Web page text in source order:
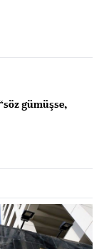
gümüşse,